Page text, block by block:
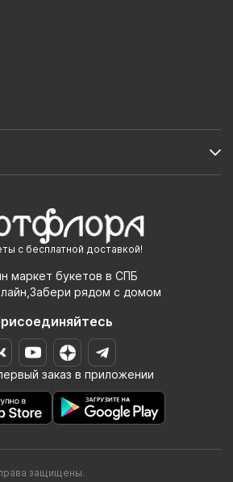
с бесплатной доставкой!
маркет букетов в СПБ
рядом с домом
заказ в приложении
защищены.